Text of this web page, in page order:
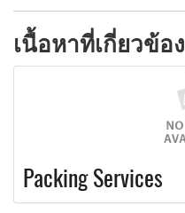
เนื้อหาที่เกี่ยวข้อง
Packing Services